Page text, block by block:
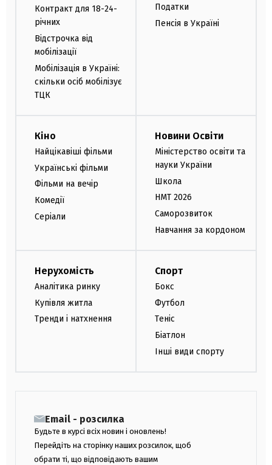
Контракт для 18-24-
річних
Відстрочка від
мобілізації
Мобілізація в Україні:
скільки осіб мобілізує
ТЦК
Податки
Пенсія в Україні
Кіно
Найцікавіші фільми
Українські фільми
Фільми на вечір
Комедії
Серіали
Новини Освіти
Міністерство освіти та
науки України
Школа
НМТ 2026
Саморозвиток
Навчання за кордоном
Нерухомість
Аналітика ринку
Купівля житла
Тренди і натхнення
Спорт
Бокс
Футбол
Теніс
Біатлон
Інші види спорту
Email - розсилка
Будьте в курсі всіх новин і оновлень!
Перейдіть на сторінку наших розсилок, щоб
обрати ті, що відповідають вашим